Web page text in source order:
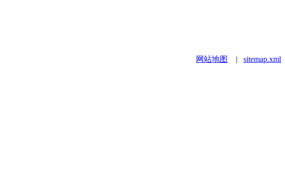
网站地图 | sitemap.xml